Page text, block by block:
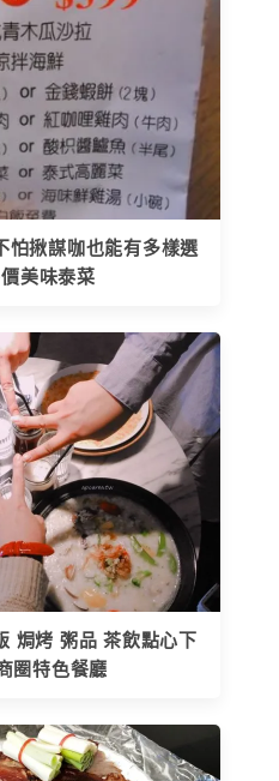
怕揪謀咖也能有多樣選
美味泰菜
焗烤 粥品 茶飲點心下
圈特色餐廳